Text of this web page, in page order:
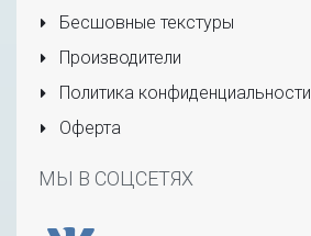
Бесшовные текстуры
Производители
Политика конфиденциальности
Оферта
МЫ В СОЦСЕТЯХ